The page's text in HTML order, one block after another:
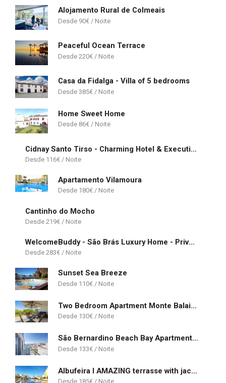
Alojamento Rural de Colmeais
90€
Peaceful Ocean Terrace
220€
Casa da Fidalga - Villa of 5 bedrooms
385€
Home Sweet Home
86€
Cidnay Santo Tirso - Charming Hotel & Executive Center
116€
Apartamento Vilamoura
180€
Cantinho do Mocho
219€
WelcomeBuddy - São Brás Luxury Home - Private Jacuzzi & Garden
283€
Sunset Sea Breeze
110€
Two Bedroom Apartment Monte Balaia Albufeira
130€
São Bernardino Beach Bay Apartment - BB
133€
Albufeira l AMAZING terrasse with jacuzzi Encosta da Orada
185€